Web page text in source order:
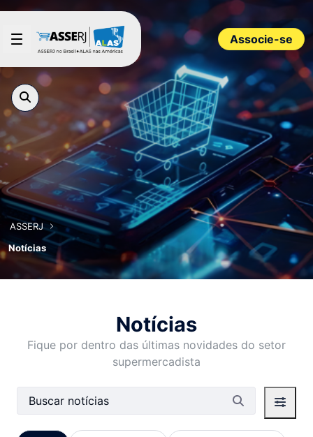
Pular para o Conteúdo principal
Associe-se
ASSERJ
Notícias
Notícias
Fique por dentro das últimas novidades do setor
supermercadista
Barra de busca